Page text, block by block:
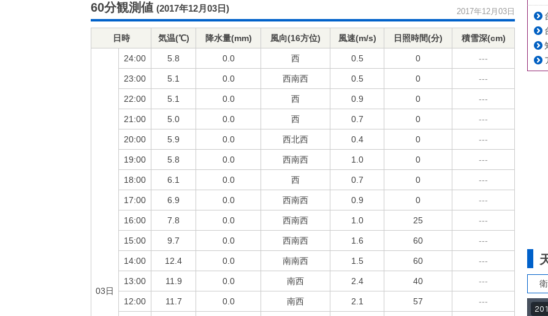
60分観測値 (2017年12月03日) 2017年12月03日
日時 気温(℃) 降水量(mm) 風向(16方位) 風速(m/s) 日照時間(分) 積雪深(cm)
03日
24:00 5.8 0.0 西 0.5 0 ---
23:00 5.1 0.0 西南西 0.5 0 ---
22:00 5.1 0.0 西 0.9 0 ---
21:00 5.0 0.0 西 0.7 0 ---
20:00 5.9 0.0 西北西 0.4 0 ---
19:00 5.8 0.0 西南西 1.0 0 ---
18:00 6.1 0.0 西 0.7 0 ---
17:00 6.9 0.0 西南西 0.9 0 ---
16:00 7.8 0.0 西南西 1.0 25 ---
15:00 9.7 0.0 西南西 1.6 60 ---
14:00 12.4 0.0 南南西 1.5 60 ---
13:00 11.9 0.0 南西 2.4 40 ---
12:00 11.7 0.0 南西 2.1 57 ---